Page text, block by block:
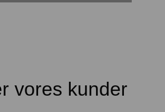
vores kunder